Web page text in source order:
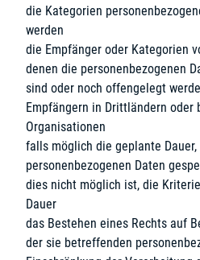
die Kategorien
werden
die Empfänger oder Kategorien
denen die personenbezogenen
sind oder noch offengelegt
Empfängern in Drittländern oder
Organisationen
falls möglich die geplante
personenbezogenen Daten
dies nicht möglich ist, die
Dauer
das Bestehen eines Rechts auf
der sie betreffenden